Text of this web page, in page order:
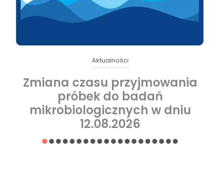
Aktualności
Zmiana czasu przyjmowania
próbek do badań
mikrobiologicznych w dniu
12.08.2026